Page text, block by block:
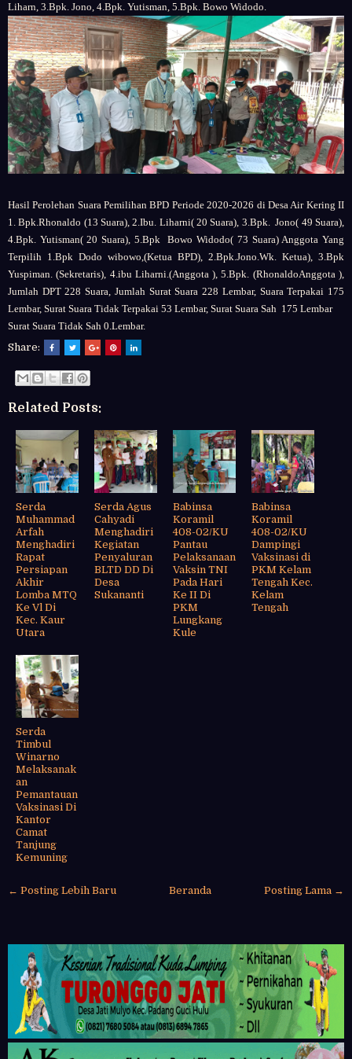
Liharn, 3.Bpk. Jono, 4.Bpk. Yutisman, 5.Bpk. Bowo Widodo.
Hasil Perolehan Suara Pemilihan BPD Periode 2020-2026 di Desa Air Kering II
1. Bpk.Rhonaldo (13 Suara), 2.Ibu. Liharni( 20 Suara), 3.Bpk. Jono( 49 Suara),
4.Bpk. Yutisman( 20 Suara), 5.Bpk Bowo Widodo( 73 Suara) Anggota Yang
Terpilih 1.Bpk Dodo wibowo,(Ketua BPD), 2.Bpk.Jono.Wk. Ketua), 3.Bpk
Yuspiman. (Sekretaris), 4.ibu Liharni.(Anggota ), 5.Bpk. (RhonaldoAnggota ),
Jumlah DPT 228 Suara, Jumlah Surat Suara 228 Lembar, Suara Terpakai 175
Lembar, Surat Suara Tidak Terpakai 53 Lembar, Surat Suara Sah 175 Lembar
Surat Suara Tidak Sah 0.Lembar.
Share:
Related Posts:
Serda
Muhammad
Arfah
Menghadiri
Rapat
Persiapan
Akhir
Lomba MTQ
Ke Vl Di
Kec. Kaur
Utara
Serda Agus
Cahyadi
Menghadiri
Kegiatan
Penyaluran
BLTD DD Di
Desa
Sukananti
Babinsa
Koramil
408-02/KU
Pantau
Pelaksanaan
Vaksin TNI
Pada Hari
Ke II Di
PKM
Lungkang
Kule
Babinsa
Koramil
408-02/KU
Dampingi
Vaksinasi di
PKM Kelam
Tengah Kec.
Kelam
Tengah
Serda
Timbul
Winarno
Melaksanak
an
Pemantauan
Vaksinasi Di
Kantor
Camat
Tanjung
Kemuning
← Posting Lebih Baru Posting Lama →
Beranda